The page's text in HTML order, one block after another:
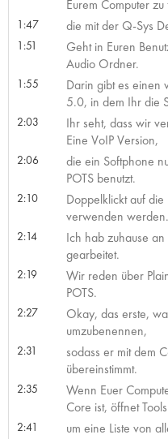
Eurem Computer
1:47 die mit der Q-Sys
1:51
Geht in Euren
Audio Ordner.
1:55
Darin gibt es einen
5.0, in dem Ihr die
2:03
Ihr seht, dass wir
Eine VoIP Version,
2:06
die ein Softphone
POTS benutzt.
2:10
Doppelklickt auf
verwenden werden.
2:14
Ich hab zuhause
gearbeitet.
2:19
Wir reden über
POTS.
2:27
Okay, das erste,
umzubenennen,
2:31
sodass er mit dem
übereinstimmt.
2:35
Wenn Euer
Core ist, öffnet
2:41
um eine Liste von